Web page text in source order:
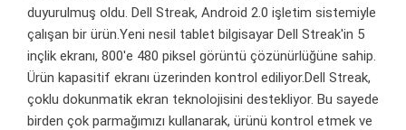
duyurulmuş oldu. Dell Streak, Android 2.0 işletim sistemiyle
çalışan bir ürün.Yeni nesil tablet bilgisayar Dell Streak'in 5
inçlik ekranı, 800'e 480 piksel görüntü çözünürlüğüne sahip.
Ürün kapasitif ekranı üzerinden kontrol ediliyor.Dell Streak,
çoklu dokunmatik ekran teknolojisini destekliyor. Bu sayede
birden çok parmağımızı kullanarak, ürünü kontrol etmek ve